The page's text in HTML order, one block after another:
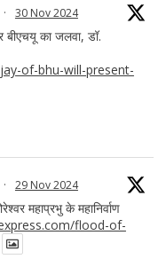
· 30 Nov 2024
बीएचयू का जलवा, डॉ.
of-bhu-will-present-
· 29 Nov 2024
महाप्रभु के महानिर्वाण
flood-of-